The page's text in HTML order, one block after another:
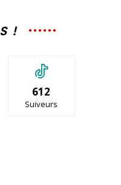
!
612
Suiveurs